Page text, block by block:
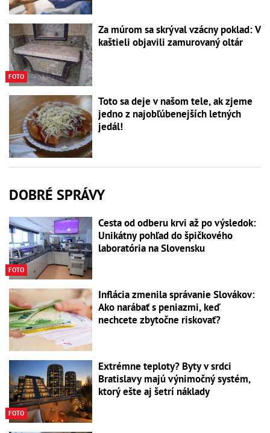
FOTO
Za múrom sa skrýval vzácny poklad: V
kaštieli objavili zamurovaný oltár
Toto sa deje v našom tele, ak zjeme
jedno z najobľúbenejších letných
jedál!
DOBRÉ SPRÁVY
FOTO
Cesta od odberu krvi až po výsledok:
Unikátny pohľad do špičkového
laboratória na Slovensku
Inflácia zmenila správanie Slovákov:
Ako narábať s peniazmi, keď
nechcete zbytočne riskovať?
FOTO
Extrémne teploty? Byty v srdci
Bratislavy majú výnimočný systém,
ktorý ešte aj šetrí náklady